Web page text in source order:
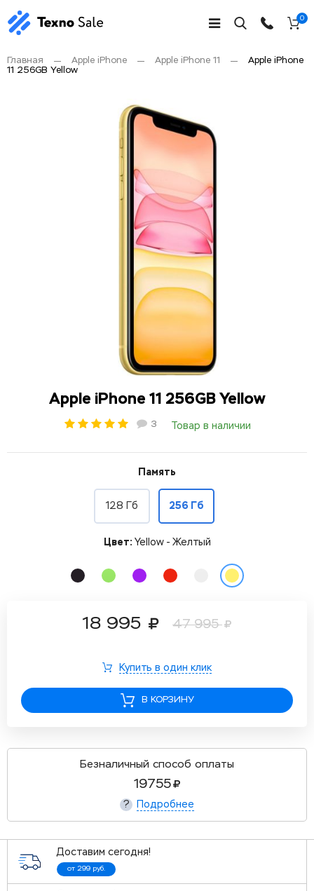
0
Главная Apple iPhone Apple iPhone 11
Apple iPhone
11 256GB Yellow
Apple iPhone 11 256GB Yellow
3 Товар в наличии
Память
128 Гб 256 Гб
Цвет: Yellow - Желтый
18 995 47 995
Купить в один клик
В КОРЗИНУ
19755
Безналичный способ оплаты
? Подробнее
Доставим сегодня!
от 299 руб.